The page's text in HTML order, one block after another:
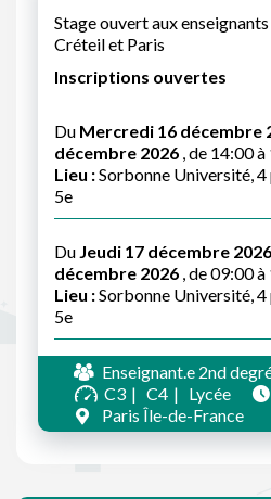
Stage ouvert aux
Créteil et Paris
Inscriptions ouvertes
Du Mercredi 16 décembre
décembre 2026 , de 14:00
Lieu :Sorbonne Université, 4
5e
Du Jeudi 17 décembre 2026
décembre 2026 , de 09:00
Lieu :Sorbonne Université, 4
5e
Enseignant.e 2nd
C3
C4 Lycée
Paris Île-de-France